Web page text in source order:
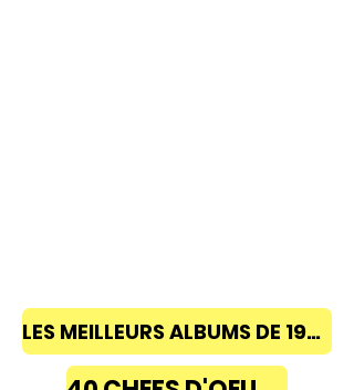
LES MEILLEURS ALBUMS DE 1968 à 2018